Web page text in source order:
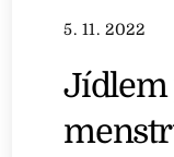
5. 11. 2022